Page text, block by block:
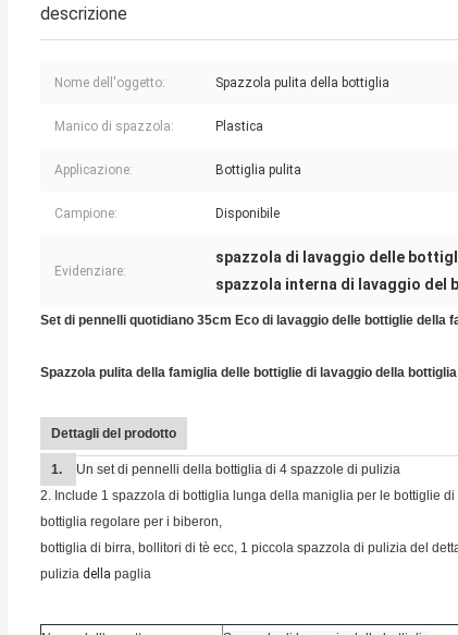
descrizione
Nome dell'oggetto: Spazzola pulita della bottiglia
Manico di spazzola: Plastica
Applicazione: Bottiglia pulita
Campione: Disponibile
Evidenziare:
spazzola di lavaggio delle
spazzola interna di lavaggio del
Set di pennelli quotidiano 35cm Eco di lavaggio delle bottiglie della
Spazzola pulita della famiglia delle bottiglie di lavaggio della
Dettagli del prodotto
1.
Un set di pennelli della bottiglia di 4 spazzole di pulizia
2. Include 1 spazzola di bottiglia lunga della maniglia per le bottiglie
bottiglia regolare per i biberon,
bottiglia di birra, bollitori di tè ecc, 1 piccola spazzola di pulizia del
pulizia della paglia